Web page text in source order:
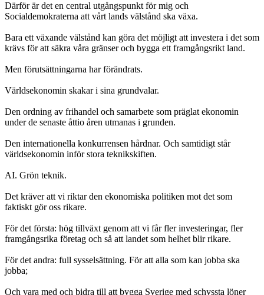
Därför är det en central utgångspunkt för mig och
Socialdemokraterna att vårt lands välstånd ska växa.
Bara ett växande välstånd kan göra det möjligt att investera i det som
krävs för att säkra våra gränser och bygga ett framgångsrikt land.
Men förutsättningarna har förändrats.
Världsekonomin skakar i sina grundvalar.
Den ordning av frihandel och samarbete som präglat ekonomin
under de senaste åttio åren utmanas i grunden.
Den internationella konkurrensen hårdnar. Och samtidigt står
världsekonomin inför stora teknikskiften.
AI. Grön teknik.
Det kräver att vi riktar den ekonomiska politiken mot det som
faktiskt gör oss rikare.
För det första: hög tillväxt genom att vi får fler investeringar, fler
framgångsrika företag och så att landet som helhet blir rikare.
För det andra: full sysselsättning. För att alla som kan jobba ska
jobba;
Och vara med och bidra till att bygga Sverige med schyssta löner